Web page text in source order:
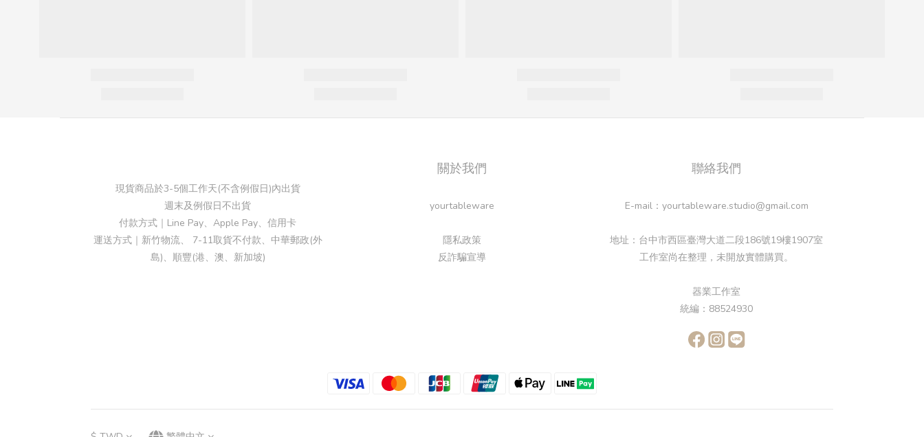
現貨商品於3-5個工作天(不含例假日)內出貨
週末及例假日不出貨
付款方式｜Line Pay、Apple Pay、信用卡
運送方式｜新竹物流、 7-11取貨不付款、中華郵政(外
島)、順豐(港、澳、新加坡)
關於我們
yourtableware
隱私政策
反詐騙宣導
聯絡我們
E-mail：yourtableware.studio@gmail.com
地址：台中市西區臺灣大道二段186號19樓1907室
工作室尚在整理，未開放實體購買。
器業工作室
統編：88524930